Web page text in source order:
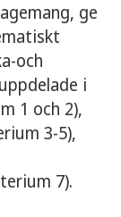
ge
och
i
1 och 2),
3-5),
7).